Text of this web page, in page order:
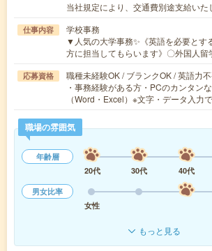
当社規定により、交通費別途支給いた
仕事内容
学校事務
▼人気の大学事務✨《英語を必要とす
方に担当してもらいます》〇外国人
応募資格
職種未経験OK / ブランクOK / 英語力
・事務経験がある方・PCのカンタン
（Word・Excel）※文字・データ入力
職場の雰囲気
年齢層
20代
30代 40代
男女比率
女性
もっと見る